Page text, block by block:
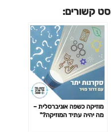
קשורים:
מוזיקה כשפה אוניברסלית –
מה יהיה עתיד המוזיקה?"